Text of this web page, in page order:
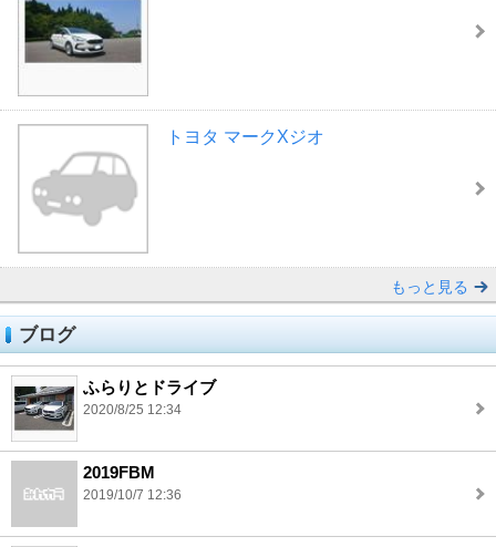
トヨタ マークXジオ
もっと見る
ブログ
ふらりとドライブ
2020/8/25 12:34
2019FBM
2019/10/7 12:36